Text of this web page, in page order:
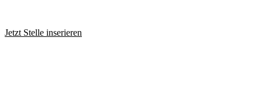
Jetzt Stelle inserieren